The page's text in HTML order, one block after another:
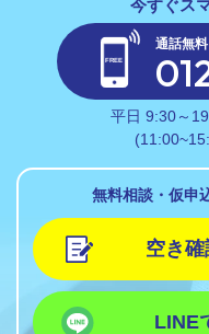
通話無
平日 9:30～
無料相談・仮申
空き
LINE